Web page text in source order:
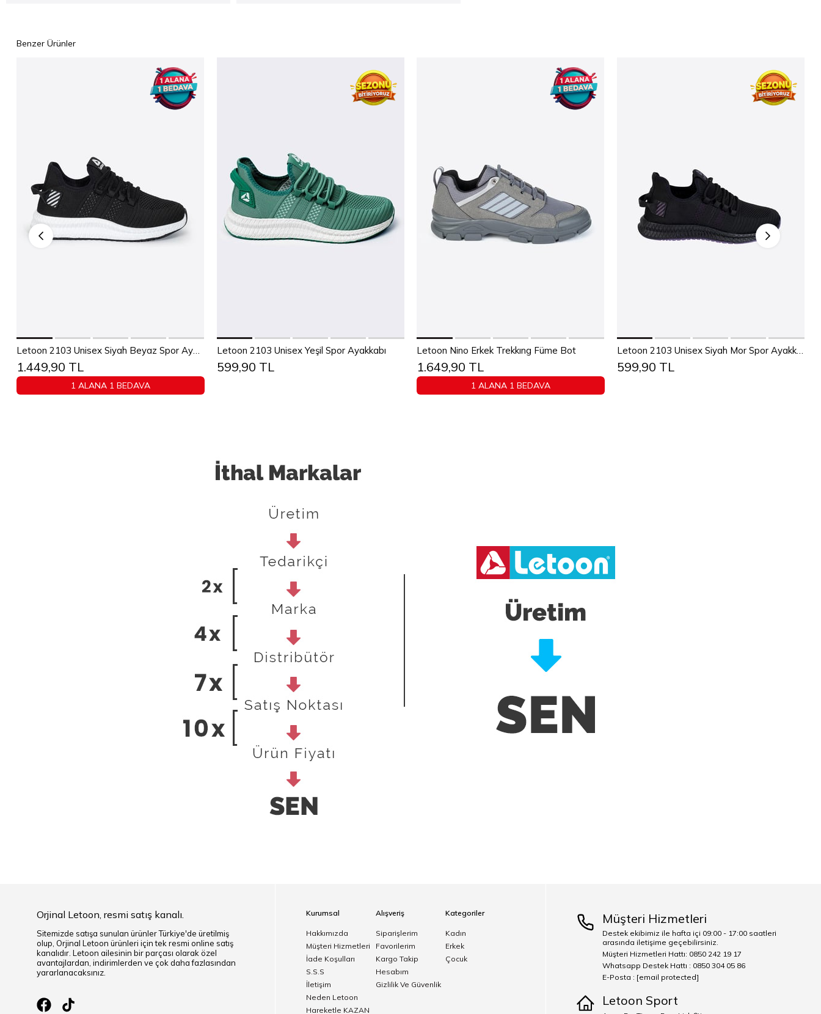
Benzer Ürünler
Sepete Ekle
37 38 39 40 42
43
1.449,90 TL
1 ALANA 1 BEDAVA
Sepete Ekle
37 38 39 40 42
Letoon 2103 Unisex Yeşil Spor Ayakkabı
599,90 TL
Sepete Ekle
40 41
Letoon Nino Erkek Trekkıng Füme Bot
1.649,90 TL
1 ALANA 1 BEDAVA
Sepete Ekle
37 38 39 40
43
Letoon 2103 Unisex Siyah Mor Spor Ayakkabı
599,90 TL
Orjinal Letoon, resmi satış kanalı.
Sitemizde satışa sunulan ürünler Türkiye'de üretilmiş
olup, Orjinal Letoon ürünleri için tek resmi online satış
kanalıdır. Letoon ailesinin bir parçası olarak özel
avantajlardan, indirimlerden ve çok daha fazlasından
yararlanacaksınız.
Kurumsal
Hakkımızda
Müşteri Hizmetleri
İade Koşulları
S.S.S
İletişim
Neden Letoon
Hareketle KAZAN
Alışveriş
Siparişlerim
Favorilerim
Kargo Takip
Hesabım
Gizlilik Ve Güvenlik
Kategoriler
Kadın
Erkek
Çocuk
Müşteri Hizmetleri
Destek ekibimiz ile hafta içi 09:00 - 17:00 saatleri
arasında iletişime geçebilirsiniz.
Müşteri Hizmetleri Hattı: 0850 242 19 17
Whatsapp Destek Hattı : 0850 304 05 86
E-Posta : [email protected]
Letoon Sport